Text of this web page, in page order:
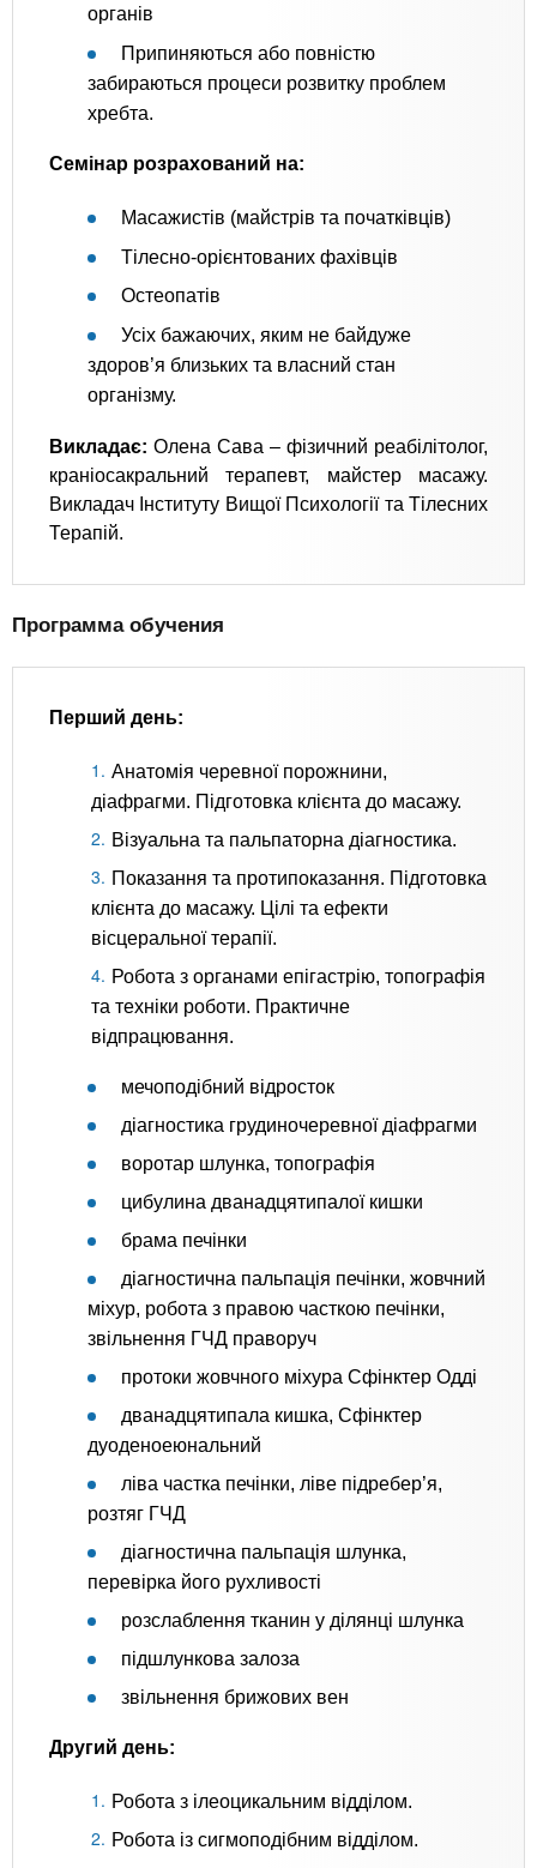
органів
Припиняються або повністю
забираються процеси розвитку проблем
хребта.
Семінар розрахований на:
Масажистів (майстрів та початківців)
Тілесно-орієнтованих фахівців
Остеопатів
Усіх бажаючих, яким не байдуже
здоров’я близьких та власний стан
організму.
Викладає: Олена Сава – фізичний реабілітолог,
краніосакральний терапевт, майстер масажу.
Викладач Інституту Вищої Психології та Тілесних
Терапій.
Программа обучения
Перший день:
Анатомія черевної порожнини,
діафрагми. Підготовка клієнта до масажу.
Візуальна та пальпаторна діагностика.
Показання та протипоказання. Підготовка
клієнта до масажу. Цілі та ефекти
вісцеральної терапії.
Робота з органами епігастрію, топографія
та техніки роботи. Практичне
відпрацювання.
мечоподібний відросток
діагностика грудиночеревної діафрагми
воротар шлунка, топографія
цибулина дванадцятипалої кишки
брама печінки
діагностична пальпація печінки, жовчний
міхур, робота з правою часткою печінки,
звільнення ГЧД праворуч
протоки жовчного міхура Сфінктер Одді
дванадцятипала кишка, Сфінктер
дуоденоеюнальний
ліва частка печінки, ліве підребер’я,
розтяг ГЧД
діагностична пальпація шлунка,
перевірка його рухливості
розслаблення тканин у ділянці шлунка
підшлункова залоза
звільнення брижових вен
Другий день:
Робота з ілеоцикальним відділом.
Робота із сигмоподібним відділом.